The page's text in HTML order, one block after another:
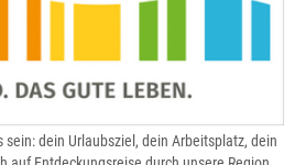
sein: dein Urlaubsziel, dein Arbeitsplatz, dein